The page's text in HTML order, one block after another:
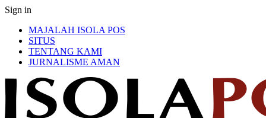
Sign in
MAJALAH ISOLA POS
SITUS
TENTANG KAMI
JURNALISME AMAN